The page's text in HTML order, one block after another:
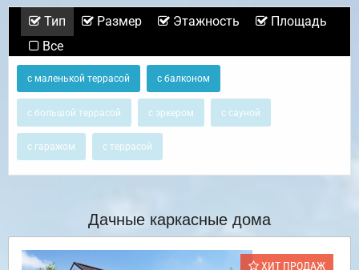
Тип Размер Этажность
Площадь
Все
с маленькой террасой с балконом
с большой террасой с эркером с сауной
с гаражом с террасой
Дачные каркасные дома
ХИТ ПРОДАЖ